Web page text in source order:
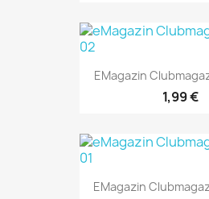
EMagazin
1,99 €
EMagazin